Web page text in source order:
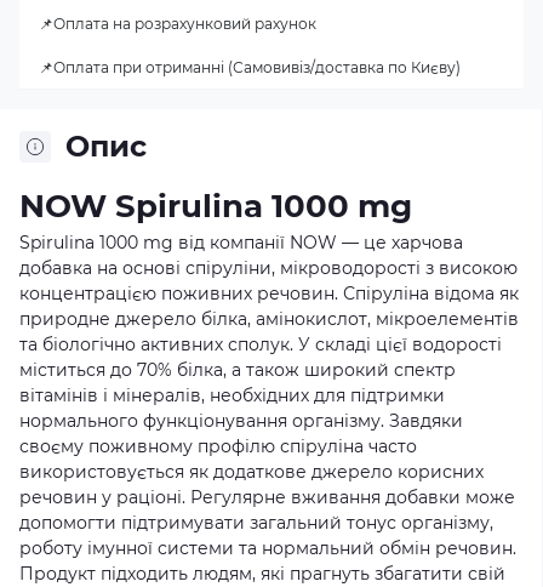
Опис
NOW Spirulina 1000 mg
Spirulina 1000 mg від компанії NOW — це харчова
добавка на основі спіруліни, мікроводорості з високою
концентрацією поживних речовин. Спіруліна відома як
природне джерело білка, амінокислот, мікроелементів
та біологічно активних сполук. У складі цієї водорості
міститься до 70% білка, а також широкий спектр
вітамінів і мінералів, необхідних для підтримки
нормального функціонування організму. Завдяки
своєму поживному профілю спіруліна часто
використовується як додаткове джерело корисних
речовин у раціоні. Регулярне вживання добавки може
допомогти підтримувати загальний тонус організму,
роботу імунної системи та нормальний обмін речовин.
Продукт підходить людям, які прагнуть збагатити свій
📌Оплата на розрахунковий рахунок
📌Оплата при отриманні (Самовивіз/доставка по Києву)